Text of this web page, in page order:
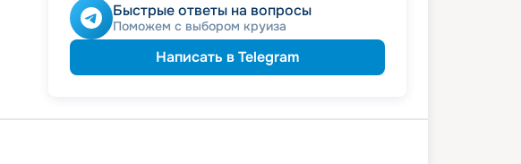
Быстрые ответы на вопросы
Поможем с выбором круиза
Написать в Telegram